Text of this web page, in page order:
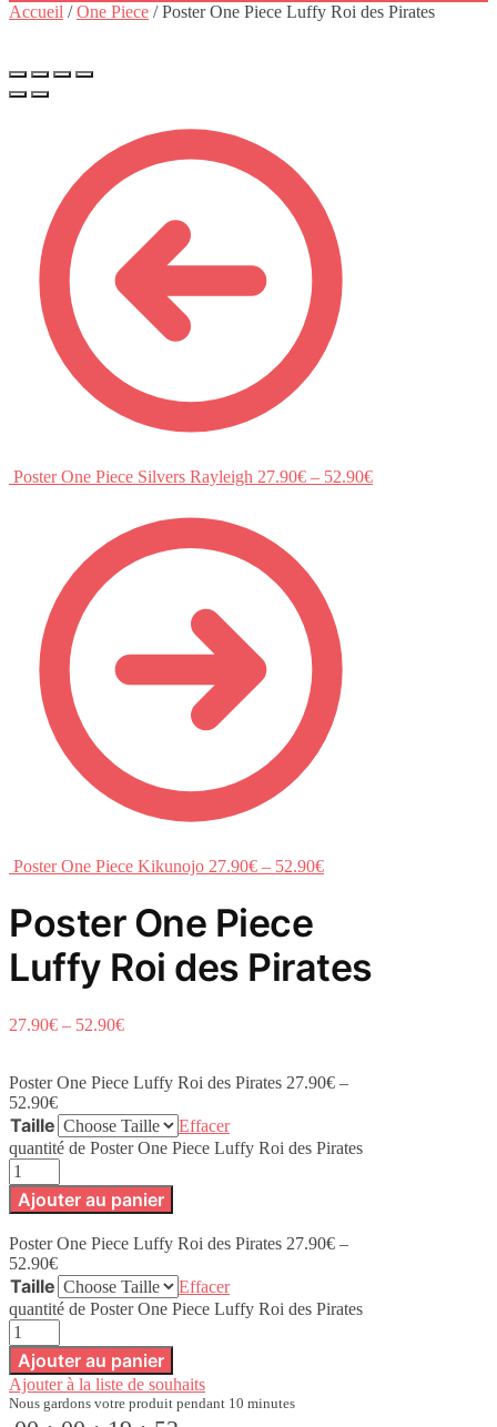
Accueil /One Piece /Poster One Piece Luffy Roi des Pirates
Poster One Piece Silvers Rayleigh 27.90€ – 52.90€
Poster One Piece Kikunojo 27.90€ – 52.90€
Poster One Piece
Luffy Roi des Pirates
27.90€ – 52.90€
Poster One Piece Luffy Roi des Pirates 27.90€ –
52.90€
Taille
Effacer
quantité de Poster One Piece Luffy Roi des Pirates
Ajouter au panier
Poster One Piece Luffy Roi des Pirates 27.90€ –
52.90€
Taille
Effacer
quantité de Poster One Piece Luffy Roi des Pirates
Ajouter au panier
Ajouter à la liste de souhaits
Nous gardons votre produit pendant 10 minutes